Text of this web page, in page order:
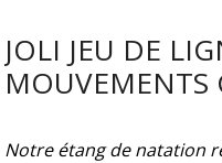
JOLI JEU DE
MOUVEMENTS
Notre étang de natation